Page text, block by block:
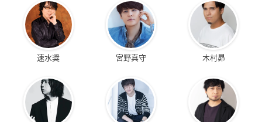
速水奨 宮野真守 木村昴